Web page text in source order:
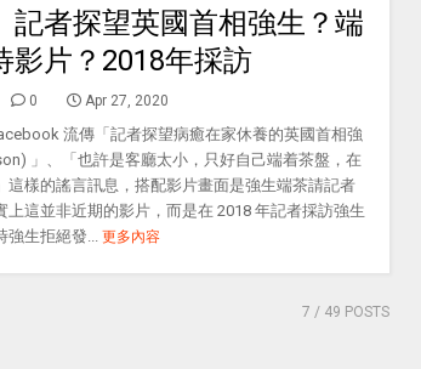
記者探望英國首相強生？端
影片？2018年採訪
0 Apr 27, 2020
流傳「記者探望病癒在家休養的英國首相強
」、「也許是客廳太小，只好自己端着茶盤，在
這樣的謠言訊息，搭配影片畫面是強生端茶請記者
上這並非近期的影片，而是在 2018 年記者採訪強生
強生拒絕發... 更多內容
7 / 49 POSTS